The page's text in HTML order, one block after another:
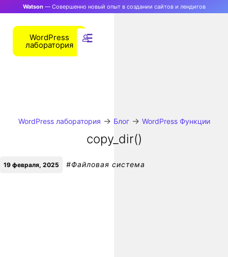
Watson— Совершенно новый опыт в создании сайтов и лендигов
WordPress
лаборатория
WordPress лаборатория → Блог→ WordPress Функции
copy_dir()
19 февраля, 2025 #Файловая система